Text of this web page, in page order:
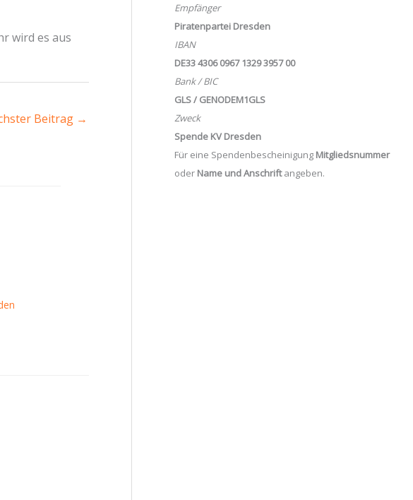
wird es aus
Beitrag →
Empfänger
Piratenpartei Dresden
IBAN
DE33 4306 0967 1329 3957 00
Bank / BIC
GLS / GENODEM1GLS
Zweck
Spende KV Dresden
Für eine Spendenbescheinigung Mitgliedsnummer
oder Name und Anschriftangeben.